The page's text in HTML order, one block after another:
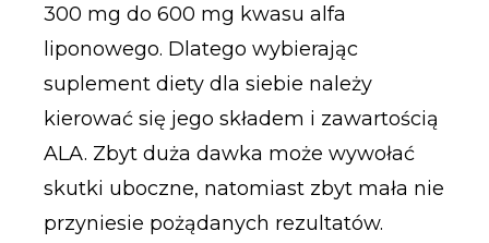
300 mg do 600 mg kwasu alfa
liponowego. Dlatego wybierając
suplement diety dla siebie należy
kierować się jego składem i zawartością
ALA. Zbyt duża dawka może wywołać
skutki uboczne, natomiast zbyt mała nie
przyniesie pożądanych rezultatów.